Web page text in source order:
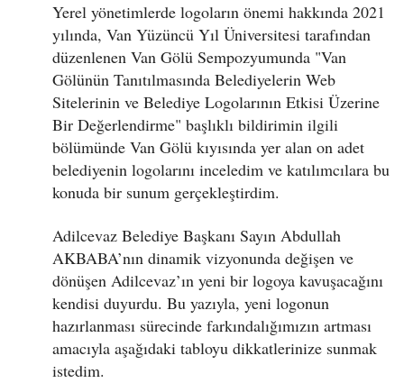
Yerel yönetimlerde logoların önemi hakkında 2021
yılında, Van Yüzüncü Yıl Üniversitesi tarafından
düzenlenen Van Gölü Sempozyumunda "Van
Gölünün Tanıtılmasında Belediyelerin Web
Sitelerinin ve Belediye Logolarının Etkisi Üzerine
Bir Değerlendirme" başlıklı bildirimin ilgili
bölümünde Van Gölü kıyısında yer alan on adet
belediyenin logolarını inceledim ve katılımcılara bu
konuda bir sunum gerçekleştirdim.
Adilcevaz Belediye Başkanı Sayın Abdullah
AKBABA’nın dinamik vizyonunda değişen ve
dönüşen Adilcevaz’ın yeni bir logoya kavuşacağını
kendisi duyurdu. Bu yazıyla, yeni logonun
hazırlanması sürecinde farkındalığımızın artması
amacıyla aşağıdaki tabloyu dikkatlerinize sunmak
istedim.